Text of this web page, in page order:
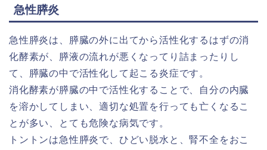
急性膵炎
急性膵炎は、膵臓の外に出てから活性化するはずの消
化酵素が、膵液の流れが悪くなってり詰まったりし
て、膵臓の中で活性化して起こる炎症です。
消化酵素が膵臓の中で活性化することで、自分の内臓
を溶かしてしまい、適切な処置を行っても亡くなるこ
とが多い、とても危険な病気です。
トントンは急性膵炎で、ひどい脱水と、腎不全をおこ